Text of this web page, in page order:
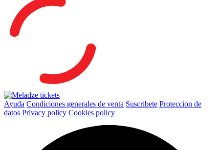
Ayuda Condiciones generales de venta Suscribete Proteccion de
datos Privacy policy Cookies policy